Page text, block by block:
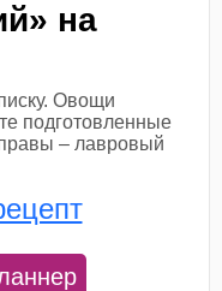
на
Овощи
подготовленные
– лавровый